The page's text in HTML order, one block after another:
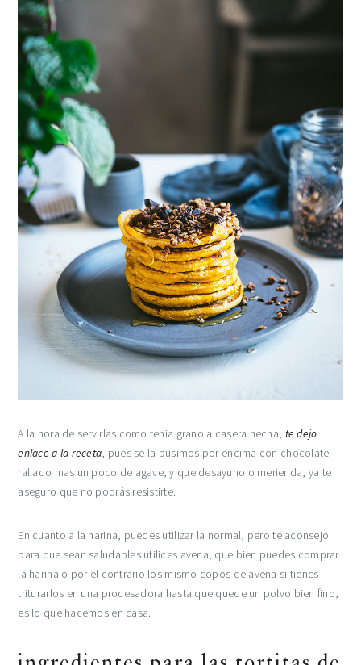
A la hora de servirlas como tenia granola casera hecha, te dejo
enlace a la receta, pues se la pusimos por encima con chocolate
rallado mas un poco de agave, y que desayuno o merienda, ya te
aseguro que no podrás resistirte.
En cuanto a la harina, puedes utilizar la normal, pero te aconsejo
para que sean saludables utilices avena, que bien puedes comprar
la harina o por el contrario los mismo copos de avena si tienes
triturarlos en una procesadora hasta que quede un polvo bien fino,
es lo que hacemos en casa.